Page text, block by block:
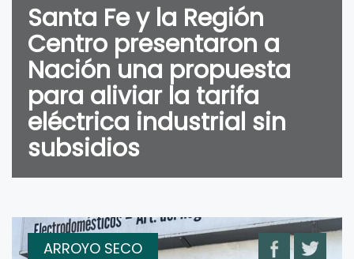
Santa Fe y la Región
Centro presentaron a
Nación una propuesta
para aliviar la tarifa
eléctrica industrial sin
subsidios
ARROYO SECO